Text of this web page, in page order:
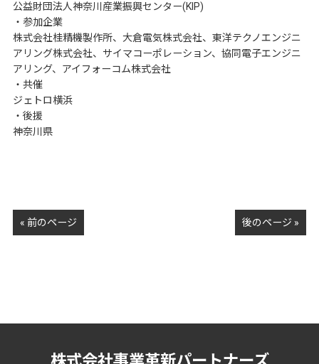
公益財団法人神奈川産業振興センター(KIP)
・参加企業
株式会社桂精機製作所、大倉電気株式会社、東洋テクノエンジニ
アリング株式会社、サイマコーポレーション、協同電子エンジニ
アリング、アイフォーコム株式会社
・共催
ジェトロ横浜
・後援
神奈川県
« 前のページ 後のページ »